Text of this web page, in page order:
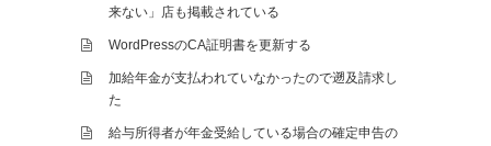
来ない」店も掲載されている
WordPressのCA証明書を更新する
加給年金が支払われていなかったので遡及請求し
た
給与所得者が年金受給している場合の確定申告の